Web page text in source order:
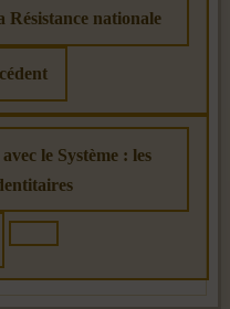
nationale
le Système : les